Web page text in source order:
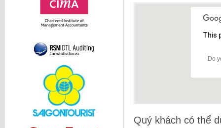
This
Do
Quý khách có thể